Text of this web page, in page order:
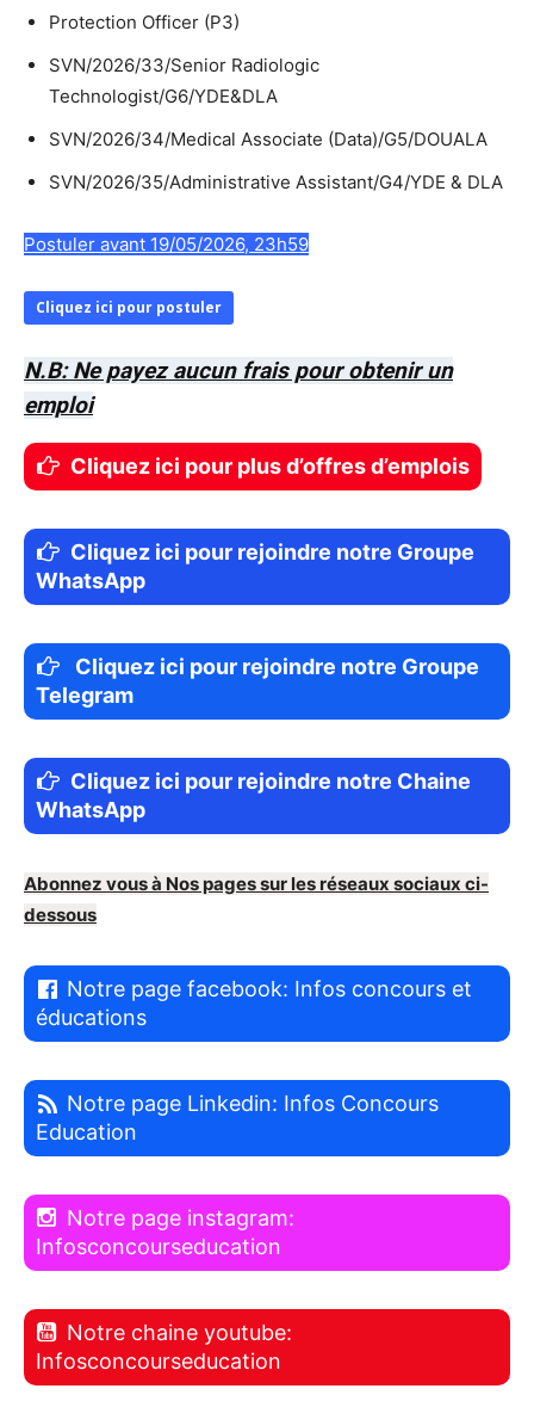
Protection Officer (P3)
SVN/2026/33/Senior Radiologic
Technologist/G6/YDE&DLA
SVN/2026/34/Medical Associate (Data)/G5/DOUALA
SVN/2026/35/Administrative Assistant/G4/YDE & DLA
Postuler avant 19/05/2026, 23h59
Cliquez ici pour postuler
N.B: Ne payez aucun frais pour obtenir un
emploi
Cliquez ici pour plus d’offres d’emplois
Cliquez ici pour rejoindre notre Groupe
WhatsApp
Cliquez ici pour rejoindre notre Groupe
Telegram
Cliquez ici pour rejoindre notre Chaine
WhatsApp
Abonnez vous à Nos pages sur les réseaux sociaux ci-
dessous
Notre page facebook: Infos concours et
éducations
Notre page Linkedin: Infos Concours
Education
Notre page instagram:
Infosconcourseducation
Notre chaine youtube:
Infosconcourseducation